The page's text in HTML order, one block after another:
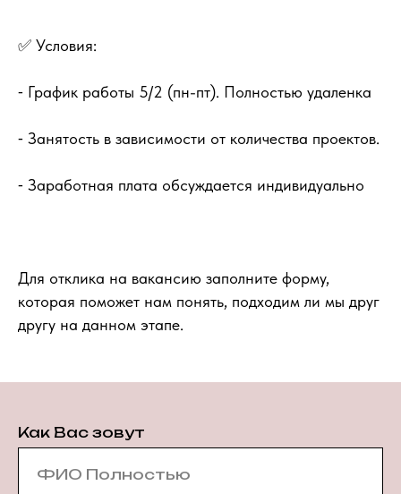
✅ Условия:
⁃ График работы 5/2 (пн-пт). Полностью удаленка
⁃ Занятость в зависимости от количества проектов.
⁃ Заработная плата обсуждается индивидуально
Для отклика на вакансию заполните форму,
которая поможет нам понять, подходим ли мы друг
другу на данном этапе.
Как Вас зовут